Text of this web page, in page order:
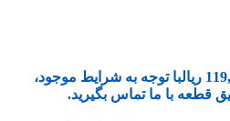
ریالبا توجه به شرایط موجود،
قطعه با ما تماس بگیرید.